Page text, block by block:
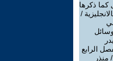
كما ذكرها
/
الرابع
منذر